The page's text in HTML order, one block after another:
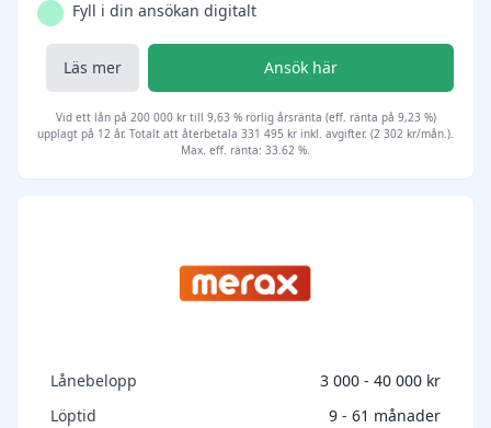
Fyll i din ansökan digitalt
Läs mer Ansök här
Vid ett lån på 200 000 kr till 9,63 % rörlig årsränta (eff. ränta på 9,23 %)
upplagt på 12 år. Totalt att återbetala 331 495 kr inkl. avgifter. (2 302 kr/mån.).
Max. eff. ränta: 33.62 %.
Lånebelopp
3 000 - 40 000 kr
Löptid
9 - 61 månader